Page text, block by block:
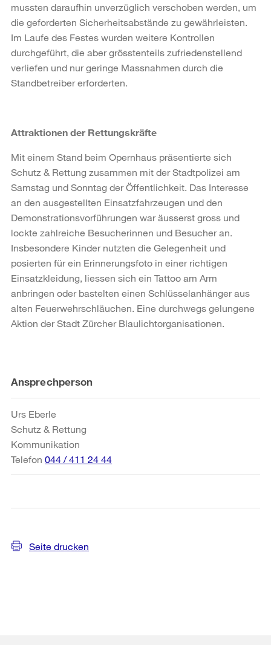
mussten daraufhin unverzüglich verschoben werden, um
die geforderten Sicherheitsabstände zu gewährleisten.
Im Laufe des Festes wurden weitere Kontrollen
durchgeführt, die aber grösstenteils zufriedenstellend
verliefen und nur geringe Massnahmen durch die
Standbetreiber erforderten.
Attraktionen der Rettungskräfte
Mit einem Stand beim Opernhaus präsentierte sich
Schutz & Rettung zusammen mit der Stadtpolizei am
Samstag und Sonntag der Öffentlichkeit. Das Interesse
an den ausgestellten Einsatzfahrzeugen und den
Demonstrationsvorführungen war äusserst gross und
lockte zahlreiche Besucherinnen und Besucher an.
Insbesondere Kinder nutzten die Gelegenheit und
posierten für ein Erinnerungsfoto in einer richtigen
Einsatzkleidung, liessen sich ein Tattoo am Arm
anbringen oder bastelten einen Schlüsselanhänger aus
alten Feuerwehrschläuchen. Eine durchwegs gelungene
Aktion der Stadt Zürcher Blaulichtorganisationen.
Weitere
Informationen
Ansprechperson
Urs Eberle
Schutz & Rettung
Kommunikation
Telefon 044 / 411 24 44
Seite drucken